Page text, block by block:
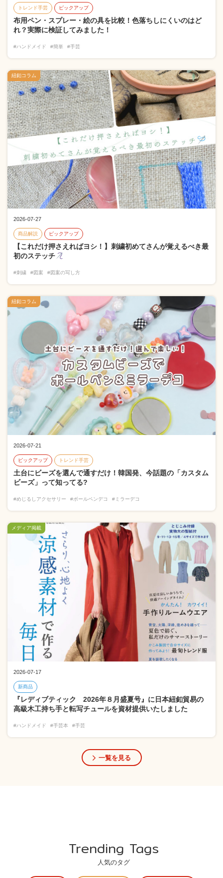
トレンド手芸 ピックアップ
布用ペン・スプレー・絵の具を比較！色落ちしにくいのはど
れ？実際に検証してみました！
#ハンドメイド #簡単 #手芸
2026-07-27
商品解説 ピックアップ
【これだけ押さえればヨシ！】刺繍初めてさんが覚えるべき最
初のステッチ
#刺繍 #図案 #図案の写し方
紐釦コラム
2026-07-21
ピックアップ トレンド手芸
土台にビーズを選んで通すだけ！韓国発、今話題の「カスタム
ビーズ」って知ってる?
#めじるしアクセサリー #ボールペンデコ #ミラーデコ
紐釦コラム
2026-07-17
新商品
『レディブティック 2026年８月盛夏号』に日本紐釦貿易の
高級木工持ち手と転写チュールを資材提供いたしました
#ハンドメイド #手芸本 #手芸
メディア掲載
一覧を見る
Trending Tags
人気のタグ